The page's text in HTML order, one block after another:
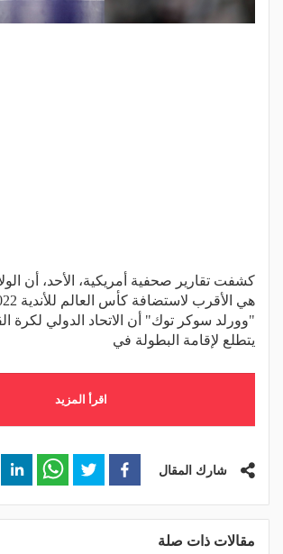
كشفت تقارير صحفية أمريكية، الأحد، أن
"وورلد سوكر توك" أن الاتحاد الدولي لكرة
يتطلع لإقامة البطولة في
اقرأ المزيد
شارك المقال
مقالات ذات صلة